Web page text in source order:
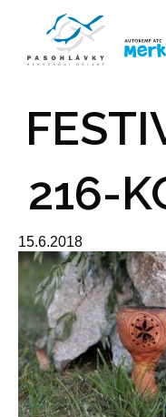
216-
15.6.2018